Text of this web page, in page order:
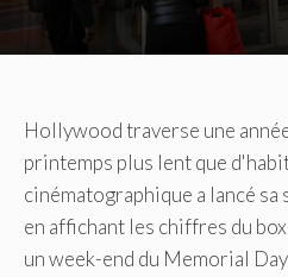
Hollywood traverse une
printemps plus lent que
cinématographique a lancé sa
en affichant les chiffres du
un week-end du Memorial